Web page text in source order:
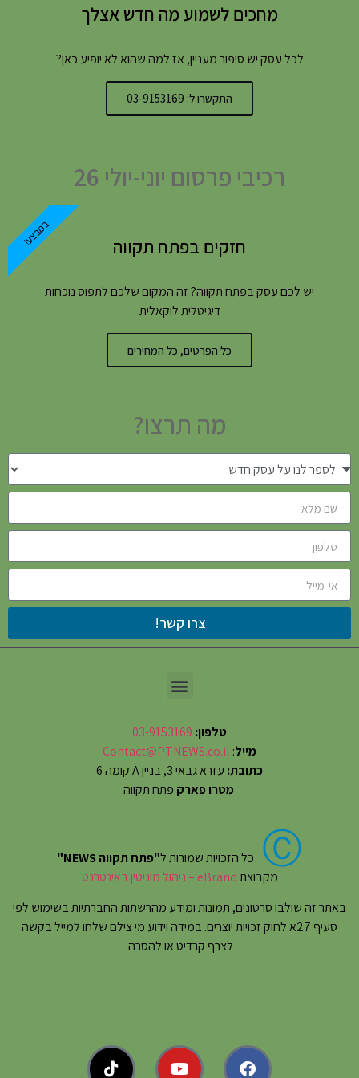
מחכים לשמוע מה חדש אצלך
לכל עסק יש סיפור מעניין, אז למה שהוא לא יופיע כאן?
התקשרו ל: 03-9153169
רכיבי פרסום יוני-יולי 26
חזקים בפתח תקווה
יש לכם עסק בפתח תקווה? זה המקום שלכם לתפוס נוכחות
דיגיטלית לוקאלית
כל הפרטים, כל המחירים
במבצע!
מה תרצו?
צרו קשר!
טלפון: 03-9153169
מייל:
Contact@PTNEWS.co.il
כתובת: עזרא גבאי 3, בניין A קומה 6
מטרו פארק פתח תקווה
Ⓒ כל הזכויות שמורות ל"פתח תקווה NEWS"
מקבוצתeBrand – ניהול מוניטין באינטרנט
באתר זה שולבו סרטונים, תמונות ומידע מהרשתות החברתיות בשימוש לפי
סעיף 27א לחוק זכויות יוצרים. במידה וידוע מי צילם שלחו למייל בקשה
לצרף קרדיט או להסרה.